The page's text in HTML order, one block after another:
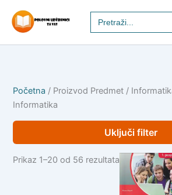
sadržaj
Search
for:
Početna / Proizvod Predmet /
Informatika
Uključi filter
Prikaz 1–20 od 56 rezultata